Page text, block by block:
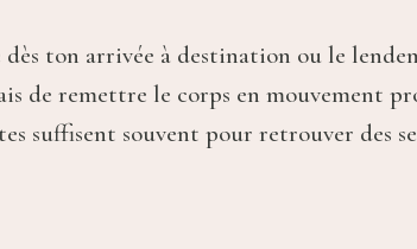
ton arrivée à destination ou le
de remettre le corps en mouvement
suffisent souvent pour retrouver des